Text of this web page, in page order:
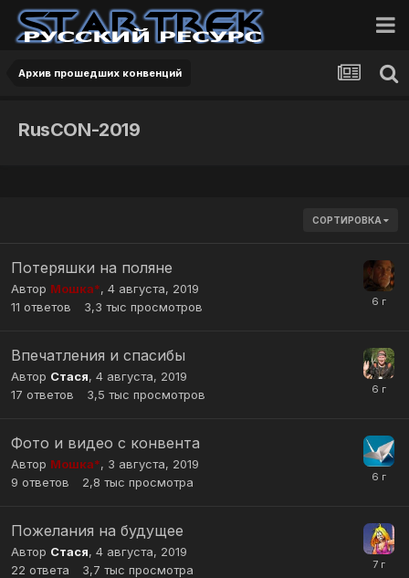
Архив прошедших конвенций
RusCON-2019
СОРТИРОВКА
Потеряшки на поляне
Автор Мошка*, 4 августа, 2019
11 ответов 3,3 тыс просмотров
Впечатления и спасибы
Автор Стася, 4 августа, 2019
17 ответов 3,5 тыс просмотров
Фото и видео с конвента
Автор Мошка*, 3 августа, 2019
9 ответов 2,8 тыс просмотра
Пожелания на будущее
Автор Стася, 4 августа, 2019
22 ответа 3,7 тыс просмотра